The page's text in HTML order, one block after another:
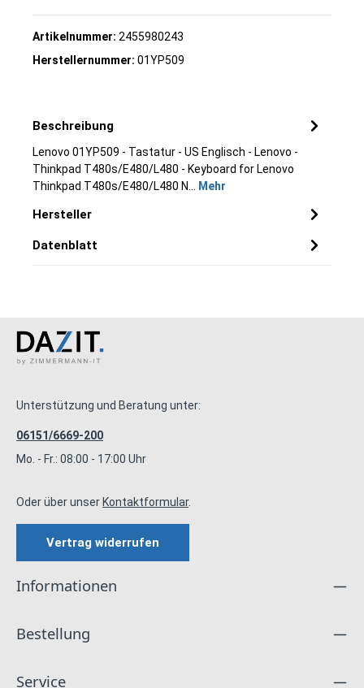
Artikelnummer: 2455980243
Herstellernummer: 01YP509
Beschreibung
Lenovo 01YP509 - Tastatur - US Englisch - Lenovo -
Thinkpad T480s/E480/L480 - Keyboard for Lenovo
Thinkpad T480s/E480/L480 N… Mehr
Hersteller
Datenblatt
Unterstützung und Beratung unter:
06151/6669-200
Mo. - Fr.: 08:00 - 17:00 Uhr
Oder über unserKontaktformular.
Vertrag widerrufen
Informationen
Bestellung
Service